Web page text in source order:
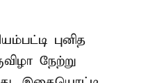
புனித
நேற்று